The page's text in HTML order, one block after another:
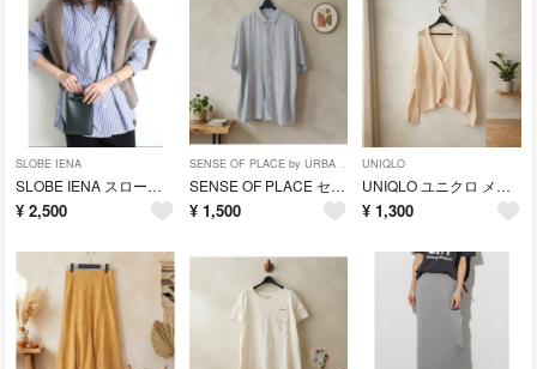
SLOBE IENA
SLOBE IENA スローブイエナ ミニポシェット ミニショルダーバッグ ブラック
¥ 2,500
SENSE OF PLACE by URBAN RESEARCH
SENSE OF PLACE センスオブプレイス 半袖シャツ ライトグレー レーヨン混 アーバンリサーチ
¥ 1,500
UNIQLO
UNIQLO ユニクロ メッシュショートカーディガン オフホワイト XLサイズ
¥ 1,300